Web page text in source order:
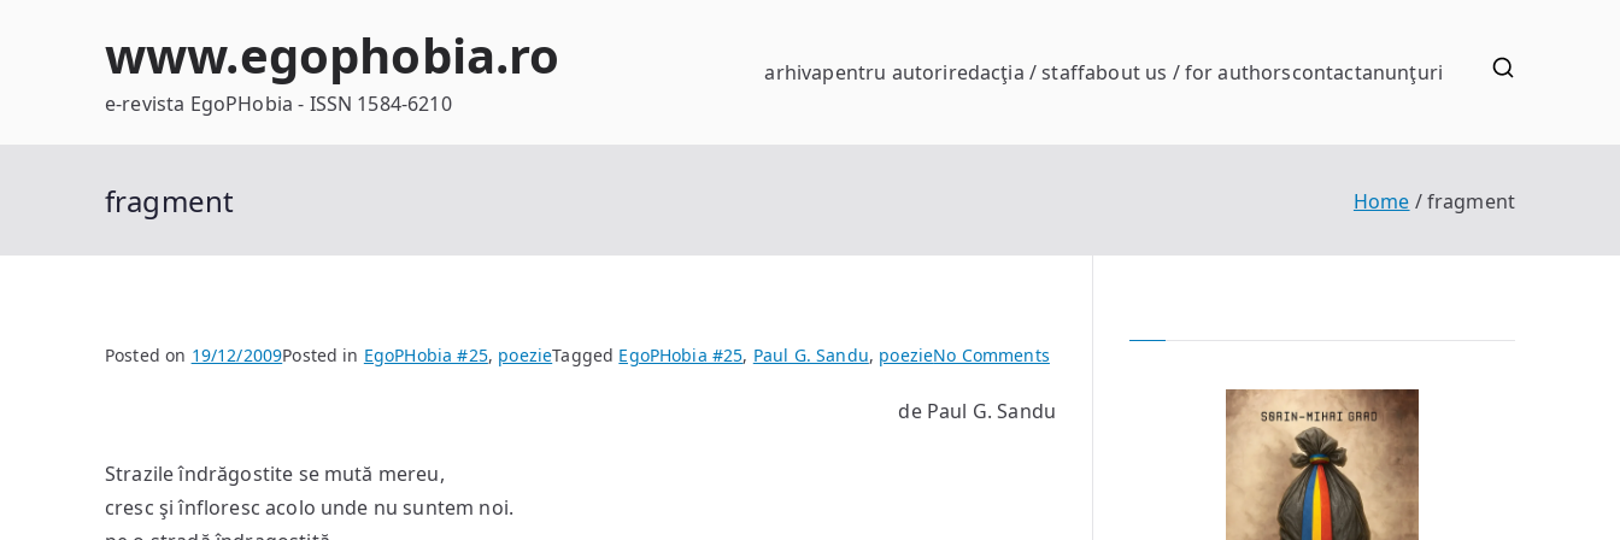
www.egophobia.ro
e-revista EgoPHobia - ISSN 1584-6210
arhivapentru autoriredacţia / staffabout us / for authorscontactanunţuri
fragment Home fragment
Posted on 19/12/2009Posted in EgoPHobia #25, poezieTagged EgoPHobia #25, Paul G. Sandu, poezieNo Commentson
de Paul G. Sandu
Strazile îndrăgostite se mută mereu,
cresc şi înfloresc acolo unde nu suntem noi.